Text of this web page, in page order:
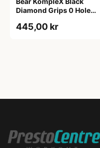
Diamond Grips 0 Hole
445,00 kr